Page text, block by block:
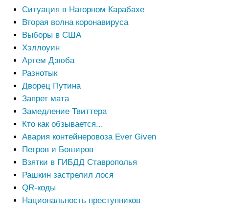
Ситуация в Нагорном Карабахе
Вторая волна коронавируса
Выборы в США
Хэллоуин
Артем Дзюба
Разнотык
Дворец Путина
Запрет мата
Замедление Твиттера
Кто как обзывается...
Авария контейнеровоза Ever Given
Петров и Боширов
Взятки в ГИБДД Ставрополья
Рашкин застрелил лося
QR-коды
Национальность преступников